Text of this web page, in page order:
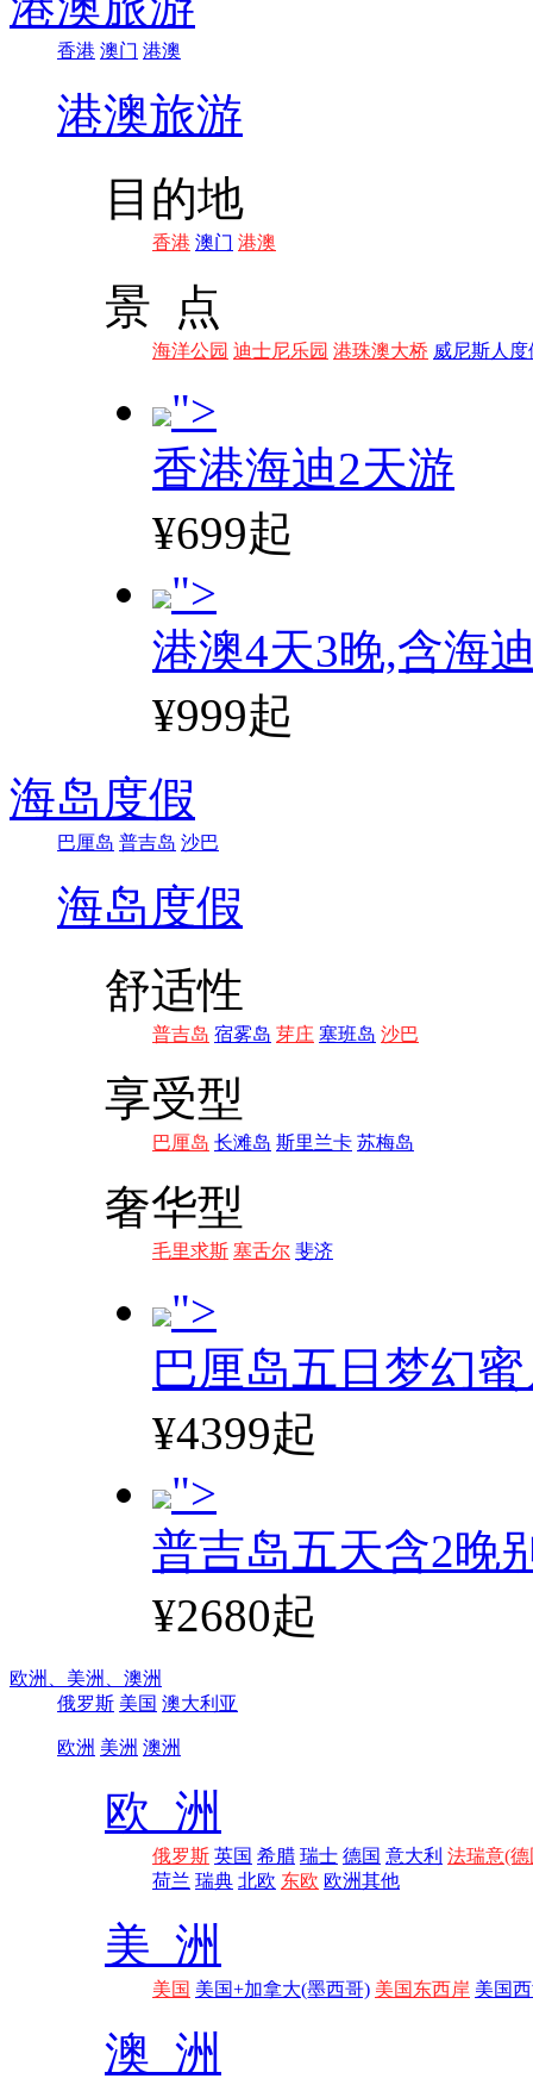
香港 澳门 港澳
港澳旅游
目的地
香港 澳门 港澳
景 点
海洋公园 迪士尼乐园 港珠澳大桥 威尼斯人度
">
香港海迪2天游
¥699起
">
港澳4天3晚,含海
¥999起
海岛度假
巴厘岛 普吉岛 沙巴
海岛度假
舒适性
普吉岛 宿雾岛 芽庄 塞班岛 沙巴
享受型
巴厘岛 长滩岛 斯里兰卡 苏梅岛
奢华型
毛里求斯 塞舌尔 斐济
">
巴厘岛五日梦幻
¥4399起
">
普吉岛五天含2晚
¥2680起
欧洲、 美洲、 澳洲
俄罗斯 美国 澳大利亚
欧洲 美洲 澳洲
欧 洲
俄罗斯 英国 希腊 瑞士 德国 意大利 法瑞意(德
荷兰 瑞典 北欧 东欧 欧洲其他
美 洲
美国 美国+加拿大(墨西哥) 美国东西岸 美国
澳 洲